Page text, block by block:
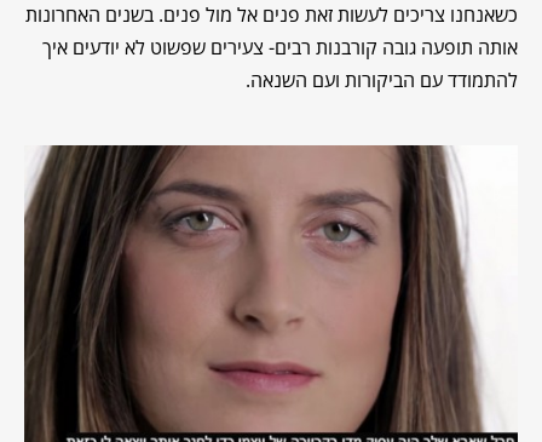
כשאנחנו צריכים לעשות זאת פנים אל מול פנים. בשנים האחרונות
אותה תופעה גובה קורבנות רבים- צעירים שפשוט לא יודעים איך
להתמודד עם הביקורות ועם השנאה.